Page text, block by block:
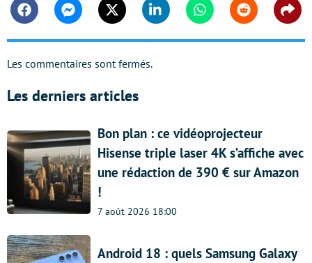
FacebookMessengerTwitter Linkedin WhatsappReddit
Les commentaires sont fermés.
Les derniers articles
Bon plan : ce vidéoprojecteur
Hisense triple laser 4K s’affiche avec
une rédaction de 390 € sur Amazon
!
7 août 2026 18:00
Android 18 : quels Samsung Galaxy